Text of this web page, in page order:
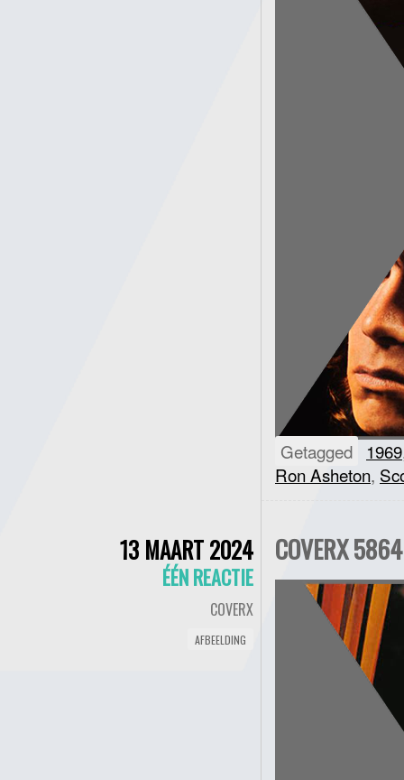
Getagged 1969
Ron Asheton,
13 MAART 2024
ÉÉN REACTIE
COVERX
AFBEELDING
COVERX